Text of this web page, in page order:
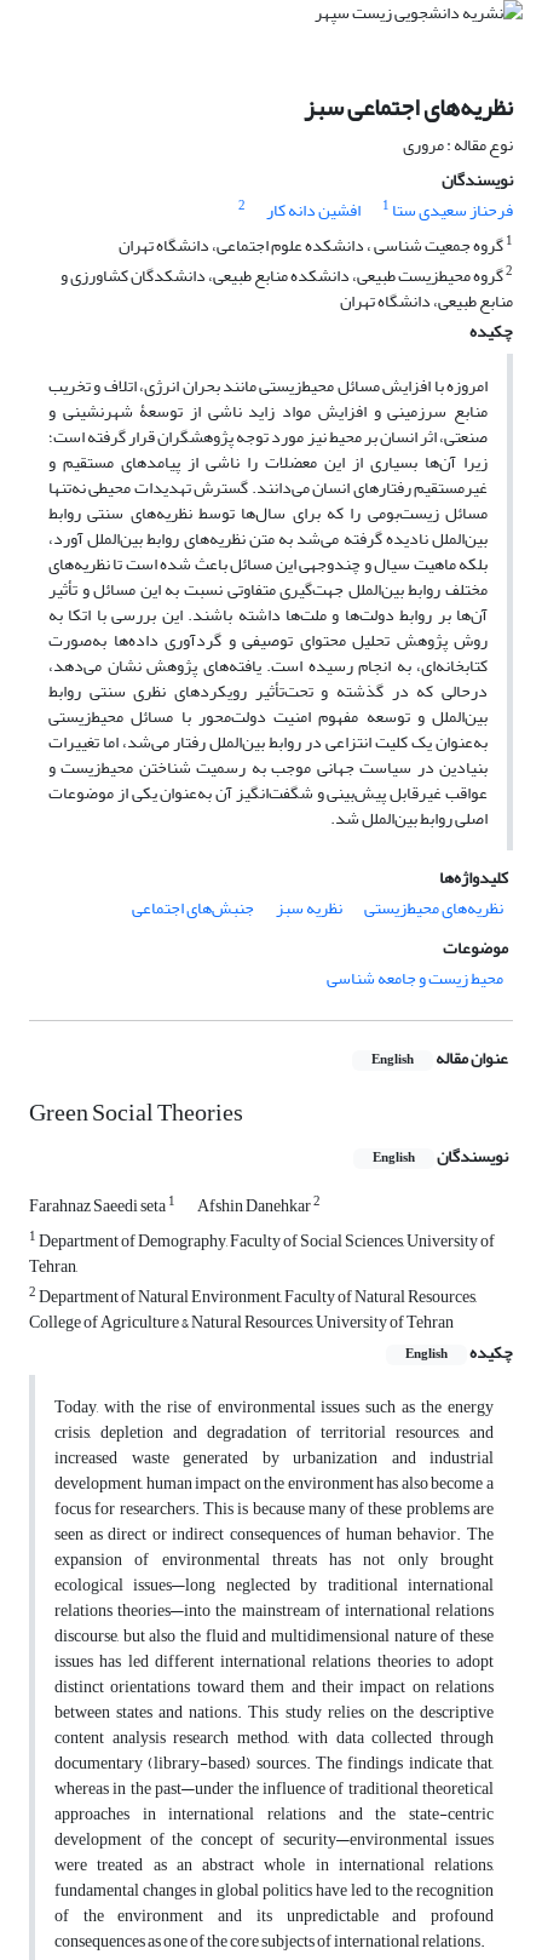
نظریه‌های اجتماعی سبز
نوع مقاله : مروری
نویسندگان
فرحناز سعیدی ستا 1 افشین دانه کار
2
1گروه جمعیت شناسی ، دانشکده علوم اجتماعی، دانشگاه تهران
2گروه محیطزیست طبیعی، دانشکده منابع طبیعی، دانشکدگان کشاورزی و
منابع طبیعی، دانشگاه تهران
چکیده
امروزه با افزایش مسائل محیط‌زیستی مانند بحران انرژی، اتلاف و تخریب
منابع سرزمینی و افزایش مواد زاید ناشی از توسعۀ شهرنشینی و
صنعتی، اثر انسان بر محیط نیز مورد توجه پژوهشگران قرار گرفته است؛
زیرا آن‌ها بسیاری از این معضلات را ناشی از پیامدهای مستقیم و
غیرمستقیم رفتارهای انسان می‌دانند. گسترش تهدیدات محیطی نه‌تنها
مسائل زیست‌بومی را که برای سال‌ها توسط نظریه‌های سنتی روابط
بین‌الملل نادیده گرفته می‌شد به متن نظریه‌های روابط بین‌الملل آورد،
بلکه ماهیت سیال و چندوجهی این مسائل باعث شده است تا نظریه‌های
مختلف روابط بین‌الملل جهت‌گیری متفاوتی نسبت به این مسائل و تأثیر
آن‌ها بر روابط دولت‌ها و ملت‌ها داشته باشند. این بررسی با اتکا به
روش پژوهش تحلیل محتوای توصیفی و گردآوری داده‌ها به‌صورت
کتابخانه‌ای، به انجام رسیده است. یافته‌های پژوهش نشان می‌دهد،
درحالی که در گذشته و تحت‌‌تأثیر رویکردهای نظری سنتی روابط
بین‌الملل و توسعه مفهوم امنیت دولت‌محور با مسائل محیط‌زیستی
به‌عنوان یک کلیت انتزاعی در روابط بین‌الملل رفتار می‌شد، اما تغییرات
بنیادین در سیاست جهانی موجب به رسمیت شناختن محیط‌زیست و
عواقب غیرقابل پیش‌بینی و شگفت‌انگیز آن به‌عنوان یکی از موضوعات
اصلی روابط بین‌الملل شد.
کلیدواژه‌ها
نظریه‌های محیط‌زیستی
نظریه سبز
جنبش‌های اجتماعی
موضوعات
محیط زیست و جامعه شناسی
عنوان مقاله English
Green Social Theories
نویسندگان English
Farahnaz Saeedi seta1 Afshin Danehkar2
1Department of Demography, Faculty of Social Sciences, University of
Tehran,
2Department of Natural Environment, Faculty of Natural Resources,
College of Agriculture & Natural Resources, University of Tehran
چکیده
English
Today, with the rise of environmental issues such as the energy
crisis, depletion and degradation of territorial resources, and
increased waste generated by urbanization and industrial
development, human impact on the environment has also become a
focus for researchers. This is because many of these problems are
seen as direct or indirect consequences of human behavior. The
expansion of environmental threats has not only brought
ecological issues—long neglected by traditional international
relations theories—into the mainstream of international relations
discourse, but also the fluid and multidimensional nature of these
issues has led different international relations theories to adopt
distinct orientations toward them and their impact on relations
between states and nations. This study relies on the descriptive
content analysis research method, with data collected through
documentary (library-based) sources. The findings indicate that,
whereas in the past—under the influence of traditional theoretical
approaches in international relations and the state-centric
development of the concept of security—environmental issues
were treated as an abstract whole in international relations,
fundamental changes in global politics have led to the recognition
of the environment and its unpredictable and profound
consequences as one of the core subjects of international relations.